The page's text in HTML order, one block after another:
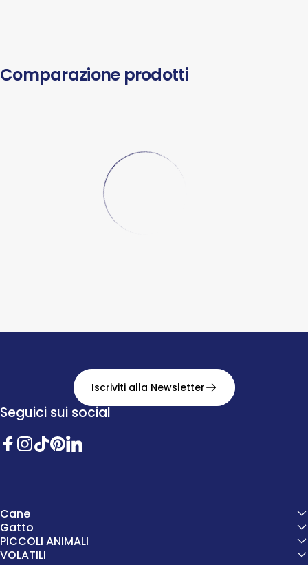
Comparazione prodotti
Iscriviti alla Newsletter
Seguici sui social
Cane
Gatto
PICCOLI ANIMALI
VOLATILI